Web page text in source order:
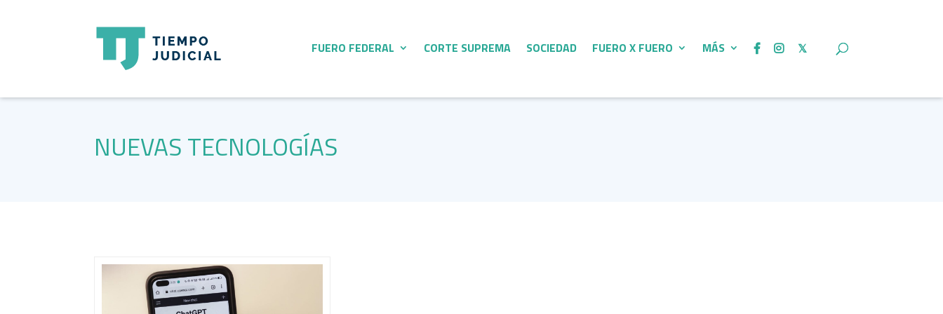
FUERO FEDERAL CORTE SUPREMA SOCIEDAD FUERO X FUERO MÁS
NUEVAS TECNOLOGÍAS